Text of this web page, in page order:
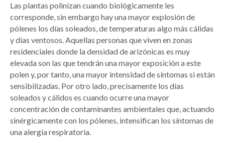
Las plantas polinizan cuando biológicamente les
corresponde, sin embargo hay una mayor explosión de
pólenes los días soleados, de temperaturas algo más cálidas
y días ventosos. Aquellas personas que viven en zonas
residenciales donde la densidad de arizónicas es muy
elevada son las que tendrán una mayor exposición a este
polen y, por tanto, una mayor intensidad de síntomas si están
sensibilizadas. Por otro lado, precisamente los días
soleados y cálidos es cuando ocurre una mayor
concentración de contaminantes ambientales que, actuando
sinérgicamente con los pólenes, intensifican los síntomas de
una alergia respiratoria.